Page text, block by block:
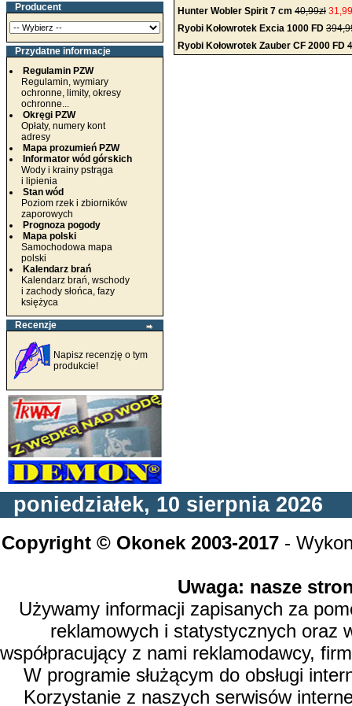
Producent
Przydatne informacje
Regulamin PZW
Regulamin, wymiary
ochronne, limity, okresy
ochronne...
Okręgi PZW
Opłaty, numery kont
adresy
Mapa prozumień PZW
Informator wód górskich
Wody i krainy pstrąga
i lipienia
Stan wód
Poziom rzek i zbiorników
zaporowych
Prognoza pogody
Mapa polski
Samochodowa mapa
polski
Kalendarz brań
Kalendarz brań, wschody
i zachody słońca, fazy
księżyca
Recenzje
Napisz recenzję o tym
produkcie!
Hunter Wobler Spirit 7 cm 40,99zł
Ryobi Kołowrotek Excia 1000 FD
Ryobi Kołowrotek Zauber CF 2000 FD
poniedziałek, 10 sierpnia 2026
Copyright © Okonek 2003-2017-
Uwaga: nasze
Używamy informacji zapisanych za
reklamowych i statystycznych oraz
współpracujący z nami reklamodawcy,
W programie służącym do obsługi
Korzystanie z naszych serwisów